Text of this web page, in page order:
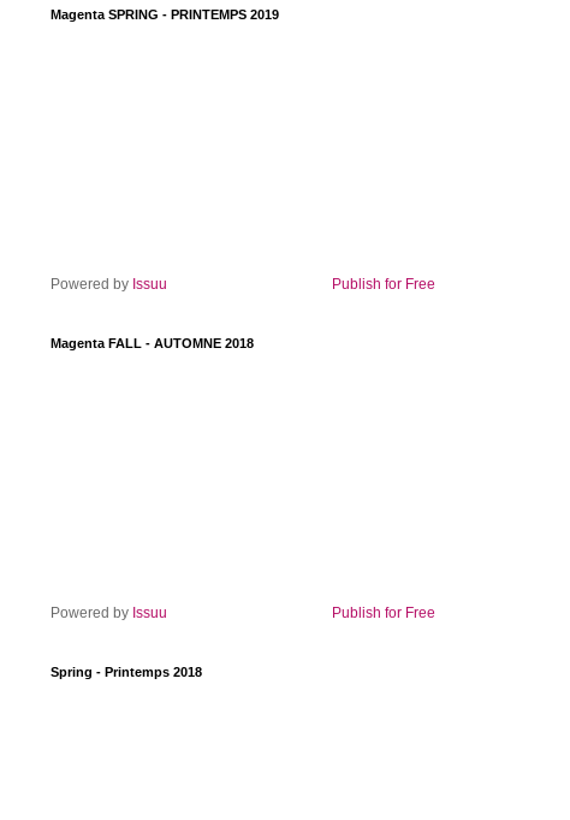
Magenta SPRING - PRINTEMPS 2019
Powered by Issuu Publish for Free
Magenta FALL - AUTOMNE 2018
Powered by Issuu Publish for Free
Spring - Printemps 2018